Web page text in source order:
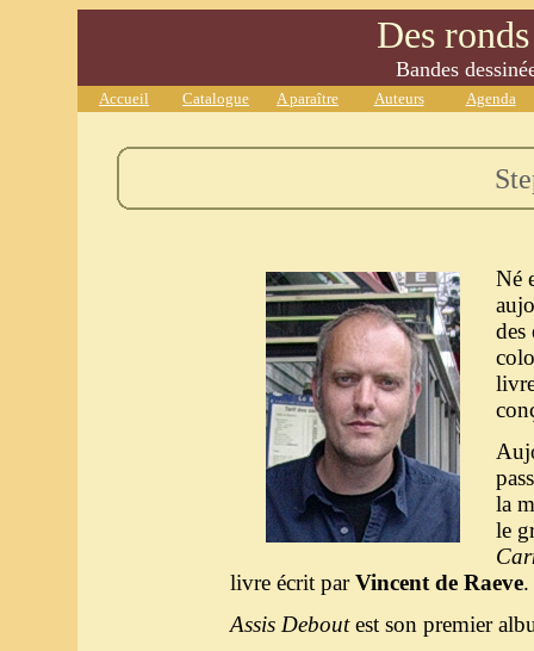
Des
Bandes
Accueil Catalogue A paraître Auteurs Agenda
Né
des
la
le
livre écrit parVincent de Raeve.
Assis Deboutest son premier